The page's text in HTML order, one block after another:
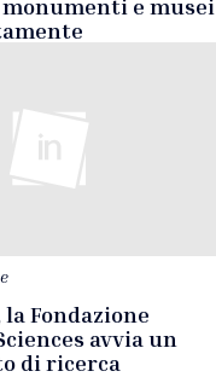
e musei
Fondazione
avvia un
di ricerca